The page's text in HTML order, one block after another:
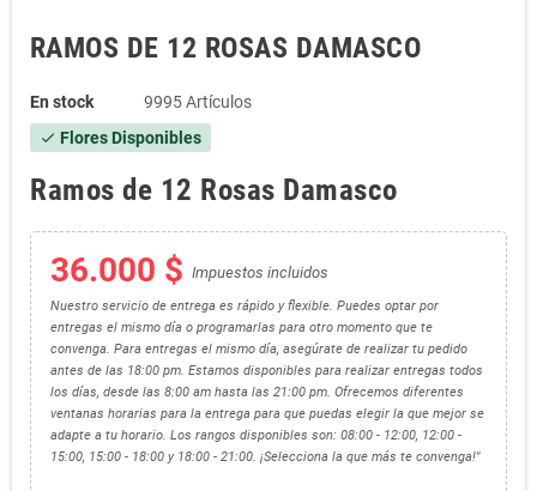
RAMOS DE 12 ROSAS DAMASCO
En stock 9995 Artículos
check Flores Disponibles
Ramos de 12 Rosas Damasco
36.000 $ Impuestos incluidos
Nuestro servicio de entrega es rápido y flexible. Puedes optar por
entregas el mismo día o programarlas para otro momento que te
convenga. Para entregas el mismo día, asegúrate de realizar tu pedido
antes de las 18:00 pm. Estamos disponibles para realizar entregas todos
los días, desde las 8:00 am hasta las 21:00 pm. Ofrecemos diferentes
ventanas horarias para la entrega para que puedas elegir la que mejor se
adapte a tu horario. Los rangos disponibles son: 08:00 - 12:00, 12:00 -
15:00, 15:00 - 18:00 y 18:00 - 21:00. ¡Selecciona la que más te convenga!"